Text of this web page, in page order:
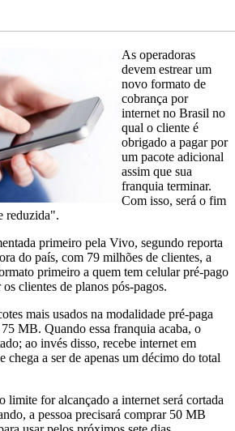
As operadoras
devem estrear um
novo formato de
cobrança por
internet no Brasil no
qual o cliente é
obrigado a pagar por
um pacote adicional
assim que sua
franquia terminar.
Com isso, será o fim
reduzida".
primeiro pela Vivo, segundo reporta
do país, com 79 milhões de clientes, a
primeiro a quem tem celular pré-pago
clientes de planos pós-pagos.
mais usados na modalidade pré-paga
MB. Quando essa franquia acaba, o
ao invés disso, recebe internet em
chega a ser de apenas um décimo do total
limite for alcançado a internet será cortada
a pessoa precisará comprar 50 MB